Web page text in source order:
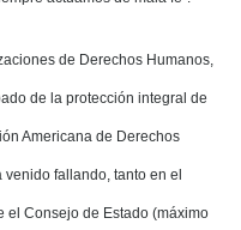
de Derechos Humanos,
de la protección integral de
Americana de Derechos
venido fallando, tanto en el
el Consejo de Estado (máximo